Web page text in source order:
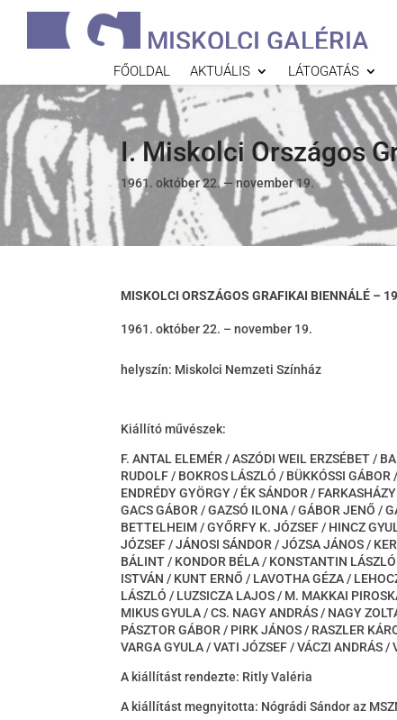
MISKOLCI GALÉRIA
FŐOLDAL AKTUÁLIS LÁTOGATÁS
I. Miskolci Országos
1961. október 22. — november 19.
MISKOLCI ORSZÁGOS GRAFIKAI BIENNÁLÉ –
október 22. – november 19.
helyszín: Miskolci Nemzeti Színház
Kiállító művészek:
F. ANTAL ELEMÉR / ASZÓDI WEIL ERZSÉBET /
RUDOLF / BOKROS LÁSZLÓ / BÜKKÓSSI
ENDRÉDY GYÖRGY / ÉK SÁNDOR /
GACS GÁBOR / GAZSÓ ILONA / GÁBOR JENŐ /
BETTELHEIM / GYŐRFY K. JÓZSEF / HINCZ
JÓZSEF / JÁNOSI SÁNDOR / JÓZSA JÁNOS /
BÁLINT / KONDOR BÉLA / KONSTANTIN
ISTVÁN / KUNT ERNŐ / LAVOTHA GÉZA /
LÁSZLÓ / LUZSICZA LAJOS / M. MAKKAI
MIKUS GYULA / CS. NAGY ANDRÁS / NAGY
PÁSZTOR GÁBOR / PIRK JÁNOS / RASZLER
VARGA GYULA / VATI JÓZSEF / VÁCZI ANDRÁS
A kiállítást rendezte: Ritly Valéria
A kiállítást megnyitotta: Nógrádi Sándor az